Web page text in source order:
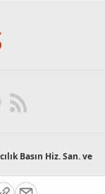
Basın Hiz. San. ve